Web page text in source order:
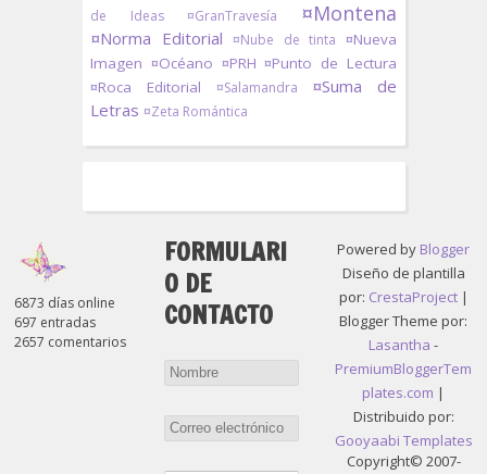
de Ideas
¤GranTravesía ¤Montena
¤Norma Editorial ¤Nube de tinta ¤Nueva
Imagen ¤Océano ¤PRH ¤Punto de Lectura
¤Roca Editorial
¤Salamandra
¤Suma de
Letras ¤Zeta Romántica
6873 días online
697 entradas
2657 comentarios
FORMULARI
O DE
CONTACTO
Powered by Blogger
Diseño de plantilla
por: CrestaProject|
Blogger Theme por:
Lasantha -
PremiumBloggerTem
plates.com |
Distribuido por:
Gooyaabi Templates
Copyright© 2007-